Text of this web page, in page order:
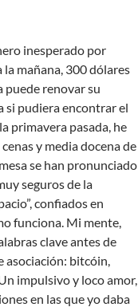
inesperado por
mañana, 300 dólares
puede renovar su
si pudiera encontrar el
primavera pasada, he
y media docena de
se han pronunciado
seguros de la
confiados en
funciona. Mi mente,
clave antes de
asociación: bitcóin,
impulsivo y loco amor,
en las que yo daba